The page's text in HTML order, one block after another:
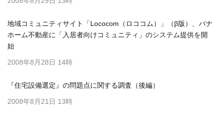
地域コミュニティサイト「Lococom（ロココム）」（β版）、パナ
ホーム不動産に「入居者向けコミュニティ」のシステム提供を開
始
2008年8月28日 14時
『住宅設備選定』の問題点に関する調査（後編）
2008年8月21日 13時